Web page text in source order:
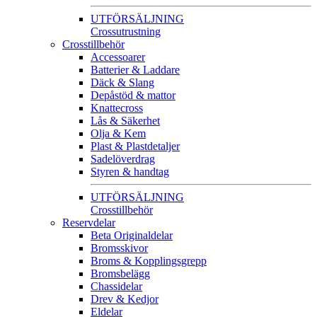
UTFÖRSÄLJNING
Crossutrustning
Crosstillbehör
Accessoarer
Batterier & Laddare
Däck & Slang
Depåstöd & mattor
Knattecross
Lås & Säkerhet
Olja & Kem
Plast & Plastdetaljer
Sadelöverdrag
Styren & handtag
UTFÖRSÄLJNING
Crosstillbehör
Reservdelar
Beta Originaldelar
Bromsskivor
Broms & Kopplingsgrepp
Bromsbelägg
Chassidelar
Drev & Kedjor
Eldelar